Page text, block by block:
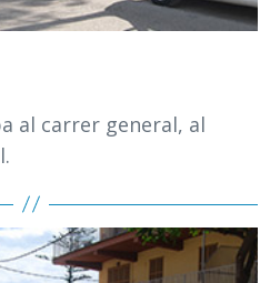
al carrer general, al